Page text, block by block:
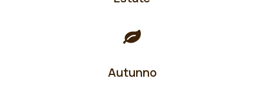
Autunno